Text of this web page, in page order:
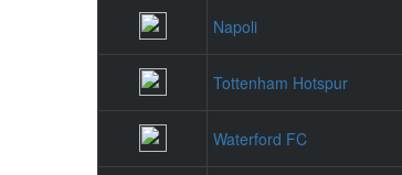
Napoli
Tottenham Hotspur
Waterford FC